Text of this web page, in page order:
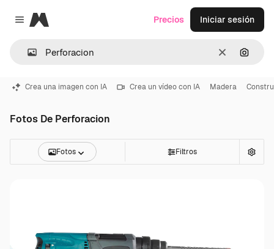
Close menu
Magnific
Borrar
Precios Iniciar sesión
Crea una imagen con IA Crea un vídeo con IA Madera
Fotos De Perforacion
Fotos Filtros